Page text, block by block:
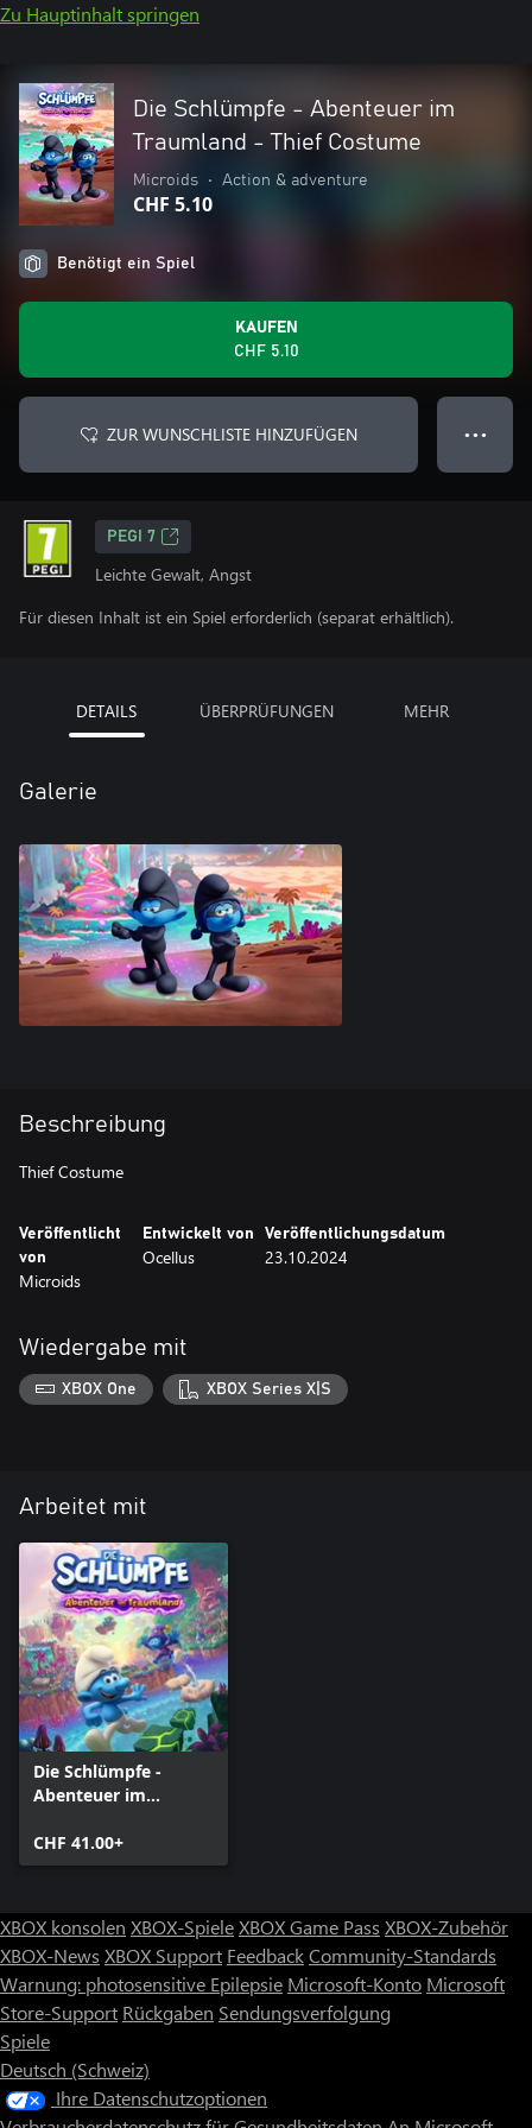
Zu Hauptinhalt springen
Die Schlümpfe - Abenteuer im
Traumland - Thief Costume
Microids • Action & adventure
CHF 5.10
Benötigt ein Spiel
KAUFEN
CHF 5.10
ZUR WUNSCHLISTE HINZUFÜGEN ● ● ●
PEGI 7
Leichte Gewalt, Angst
Für diesen Inhalt ist ein Spiel erforderlich (separat erhältlich).
DETAILS ÜBERPRÜFUNGEN MEHR
Galerie
Beschreibung
Thief Costume
Veröffentlicht
von
Microids
Entwickelt von
Ocellus
Veröffentlichungsdatum
23.10.2024
Wiedergabe mit
XBOX One XBOX Series X|S
Arbeitet mit
Die Schlümpfe -
Abenteuer im
CHF 41.00+
XBOX konsolen XBOX-SpieleXBOX Game Pass XBOX-Zubehör
XBOX-News XBOX Support FeedbackCommunity-Standards
Warnung: photosensitive Epilepsie Microsoft-Konto Microsoft
Store-Support Rückgaben Sendungsverfolgung
Spiele
Deutsch (Schweiz)
Ihre Datenschutzoptionen